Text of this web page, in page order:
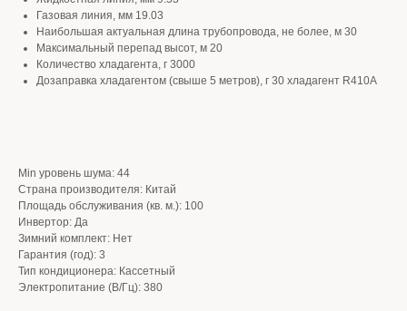
Газовая линия, мм 19.03
Наибольшая актуальная длина трубопровода, не более, м 30
Максимальный перепад высот, м 20
Количество хладагента, г 3000
Дозаправка хладагентом (свыше 5 метров), г 30 хладагент R410A
Min уровень шума: 44
Страна производителя: Китай
Площадь обслуживания (кв. м.): 100
Инвертор: Да
Зимний комплект: Нет
Гарантия (год): 3
Тип кондиционера: Кассетный
Электропитание (В/Гц): 380